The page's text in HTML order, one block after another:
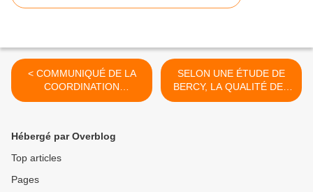
< COMMUNIQUÉ DE LA
COORDINATION
SYNDICALE POLICE
SELON UNE ÉTUDE DE
BERCY, LA QUALITÉ DES
SERVICES PUBLICS
Hébergé par Overblog
Top articles
Pages